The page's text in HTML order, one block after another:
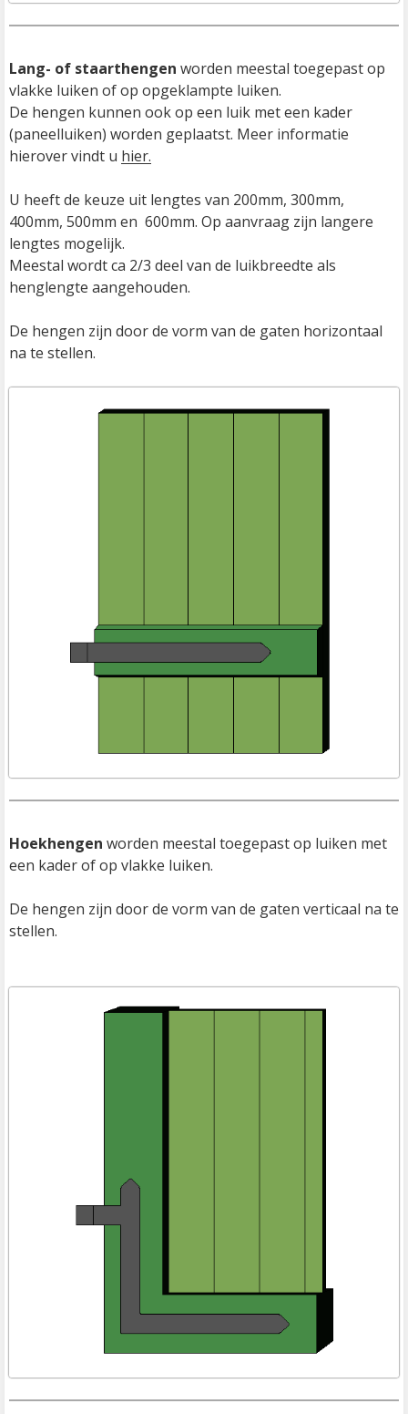
Lang- of staarthengen worden meestal toegepast op
vlakke luiken of op opgeklampte luiken.
De hengen kunnen ook op een luik met een kader
(paneelluiken) worden geplaatst. Meer informatie
hierover vindt u hier.
U heeft de keuze uit lengtes van 200mm, 300mm,
400mm, 500mm en  600mm. Op aanvraag zijn langere
lengtes mogelijk.
Meestal wordt ca 2/3 deel van de luikbreedte als
henglengte aangehouden.
De hengen zijn door de vorm van de gaten horizontaal
Hoekhengen worden meestal toegepast op luiken met
een kader of op vlakke luiken.
De hengen zijn door de vorm van de gaten verticaal na te
stellen.